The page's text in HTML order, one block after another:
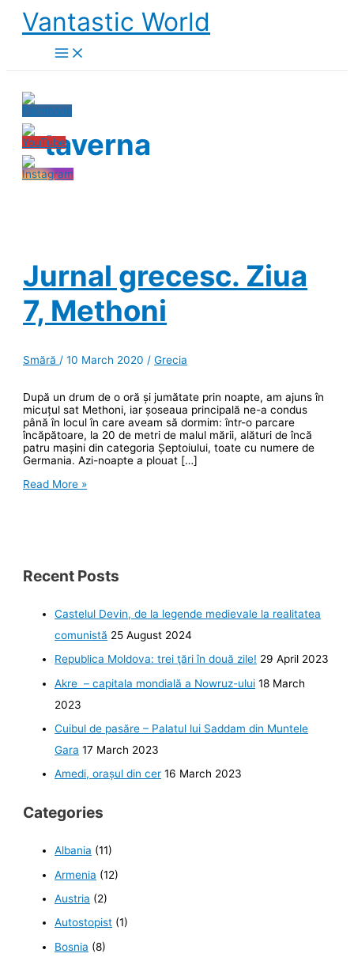
Skip
content
Vantastic World
taverna
Jurnal grecesc. Ziua
7, Methoni
Smără /10 March 2020 /Grecia
După un drum de o oră și jumătate prin noapte, am ajuns în
micuțul sat Methoni, iar șoseaua principală ne-a condus
până în locul în care aveam să dormim: într-o parcare
încăpătoare, la 20 de metri de malul mării, alături de încă
patru mașini din categoria Șeptoiului, toate cu numere de
Germania. Azi-noapte a plouat […]
Jurnal
Read More »
Recent Posts
Castelul Devin, de la legende medievale la realitatea
comunistă 25 August 2024
Republica Moldova: trei ţări în două zile! 29 April 2023
Akre – capitala mondială a Nowruz-ului 18 March
2023
Cuibul de pasăre – Palatul lui Saddam din Muntele
Gara 17 March 2023
Amedi, orașul din cer 16 March 2023
Categories
Albania (11)
Armenia (12)
Austria (2)
Autostopist (1)
Bosnia (8)